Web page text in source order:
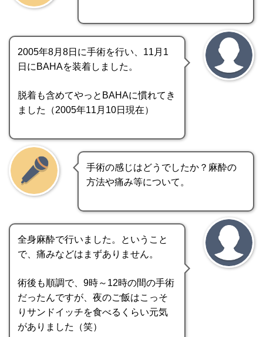
2005年8月8日に手術を行い、11月1
日にBAHAを装着しました。
脱着も含めてやっとBAHAに慣れてき
ました（2005年11月10日現在）
手術の感じはどうでしたか？麻酔の
方法や痛み等について。
全身麻酔で行いました。ということ
で、痛みなどはまずありません。
術後も順調で、9時～12時の間の手術
だったんですが、夜のご飯はこっそ
りサンドイッチを食べるくらい元気
がありました（笑）